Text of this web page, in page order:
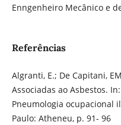
Enngenheiro Mecânico e
Referências
Algranti, E.; De Capitani,
Associadas ao Asbestos.
Pneumologia ocupacional
Paulo: Atheneu, p. 91- 96